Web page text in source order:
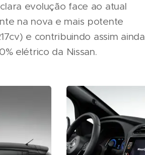
evolução face ao atual
na nova e mais potente
e contribuindo assim ainda
elétrico da Nissan.